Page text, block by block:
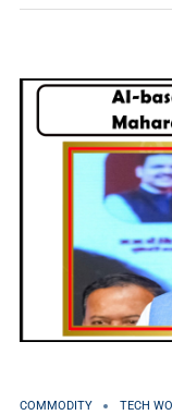
COMMODITY TECH